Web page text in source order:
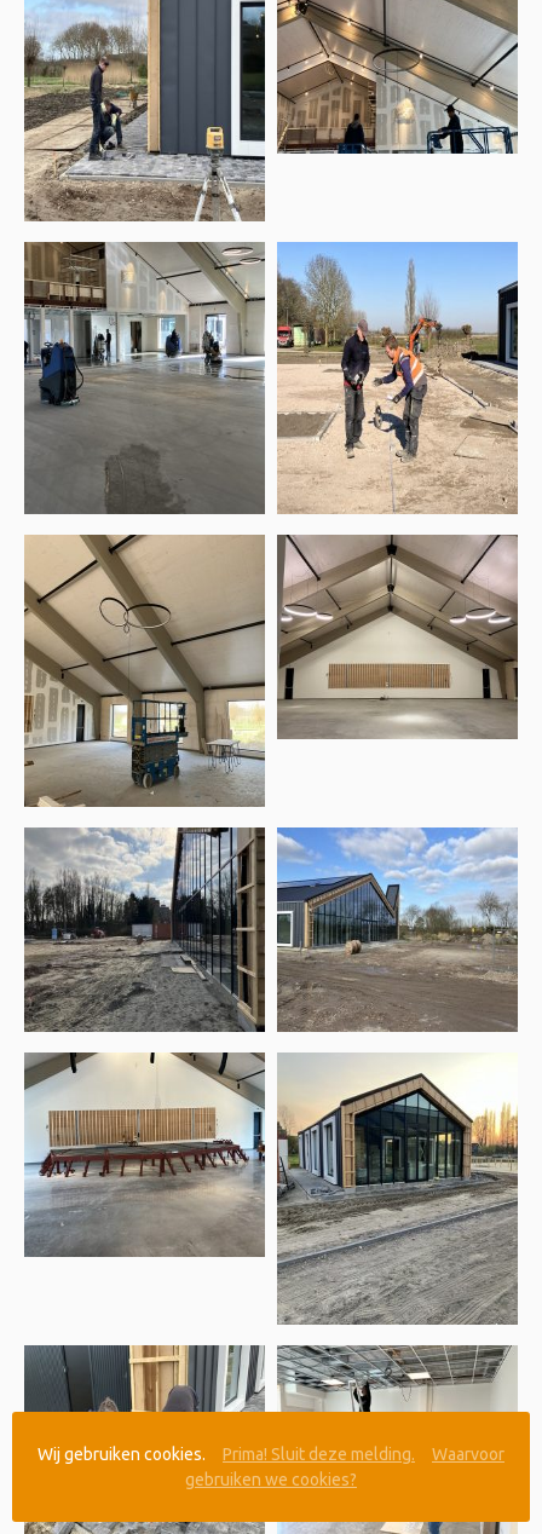
Wij gebruiken cookies. Prima! Sluit deze melding.
Waarvoor
gebruiken we cookies?